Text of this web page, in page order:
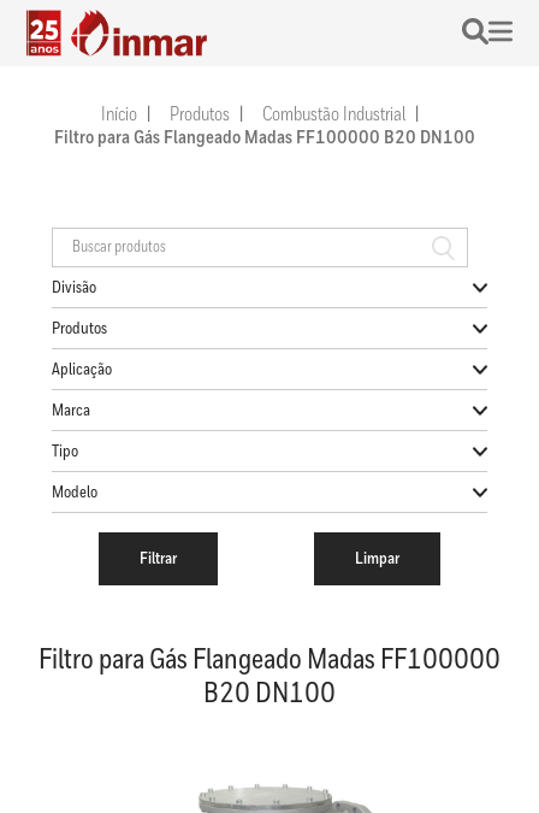
Início Produtos
Combustão Industrial
Filtro para Gás Flangeado Madas FF100000 B20 DN100
Divisão
Produtos
Aplicação
Marca
Tipo
Modelo
Filtro para Gás Flangeado Madas FF100000
B20 DN100